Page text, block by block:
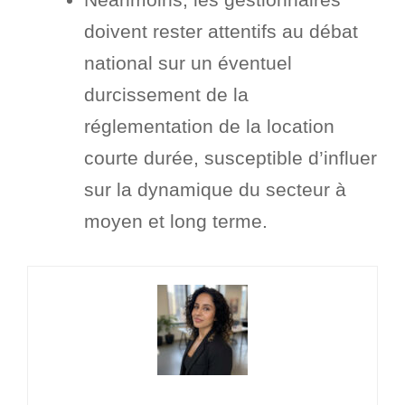
doivent rester attentifs au débat
national sur un éventuel
durcissement de la
réglementation de la location
courte durée, susceptible d’influer
sur la dynamique du secteur à
moyen et long terme.